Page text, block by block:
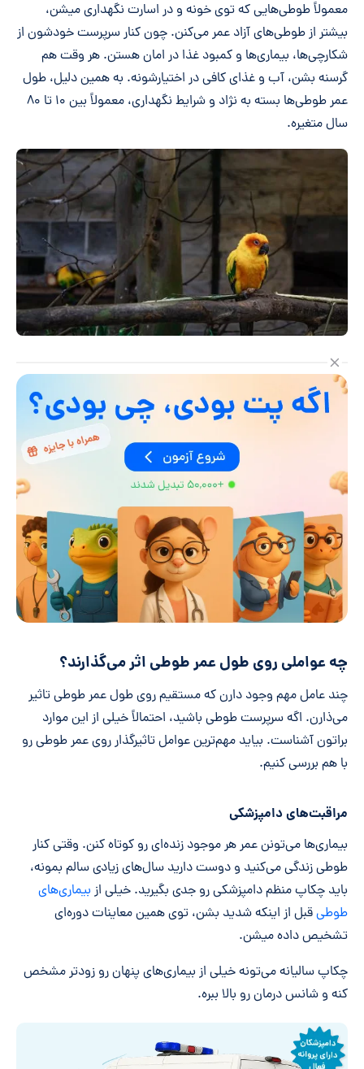
معمولاً طوطی‌هایی که توی خونه و در اسارت نگهداری میشن،
بیشتر از طوطی‌های آزاد عمر می‌کنن. چون کنار سرپرست خودشون از
شکارچی‌ها، بیماری‌ها و کمبود غذا در امان هستن. هر وقت هم
گرسنه بشن، آب و غذای کافی در اختیارشونه. به همین دلیل، طول
عمر طوطی‌ها بسته به نژاد و شرایط نگهداری، معمولاً بین ۱۰ تا ۸۰
سال متغیره.
چه عواملی روی طول عمر طوطی اثر می‌گذارند؟
چند عامل مهم وجود دارن که مستقیم روی طول عمر طوطی تاثیر
می‌ذارن. اگه سرپرست طوطی باشید، احتمالاً خیلی از این موارد
براتون آشناست. بیاید مهم‌ترین عوامل تاثیرگذار روی عمر طوطی رو
با هم بررسی کنیم.
مراقبت‌های دامپزشکی
بیماری‌ها می‌تونن عمر هر موجود زنده‌ای رو کوتاه کنن. وقتی کنار
طوطی زندگی می‌کنید و دوست دارید سال‌های زیادی سالم بمونه،
باید چکاپ منظم دامپزشکی رو جدی بگیرید. خیلی از بیماری‌های
طوطیقبل از اینکه شدید بشن، توی همین معاینات دوره‌ای
تشخیص داده میشن.
چکاپ سالیانه می‌تونه خیلی از بیماری‌های پنهان رو زودتر مشخص
کنه و شانس درمان رو بالا ببره.